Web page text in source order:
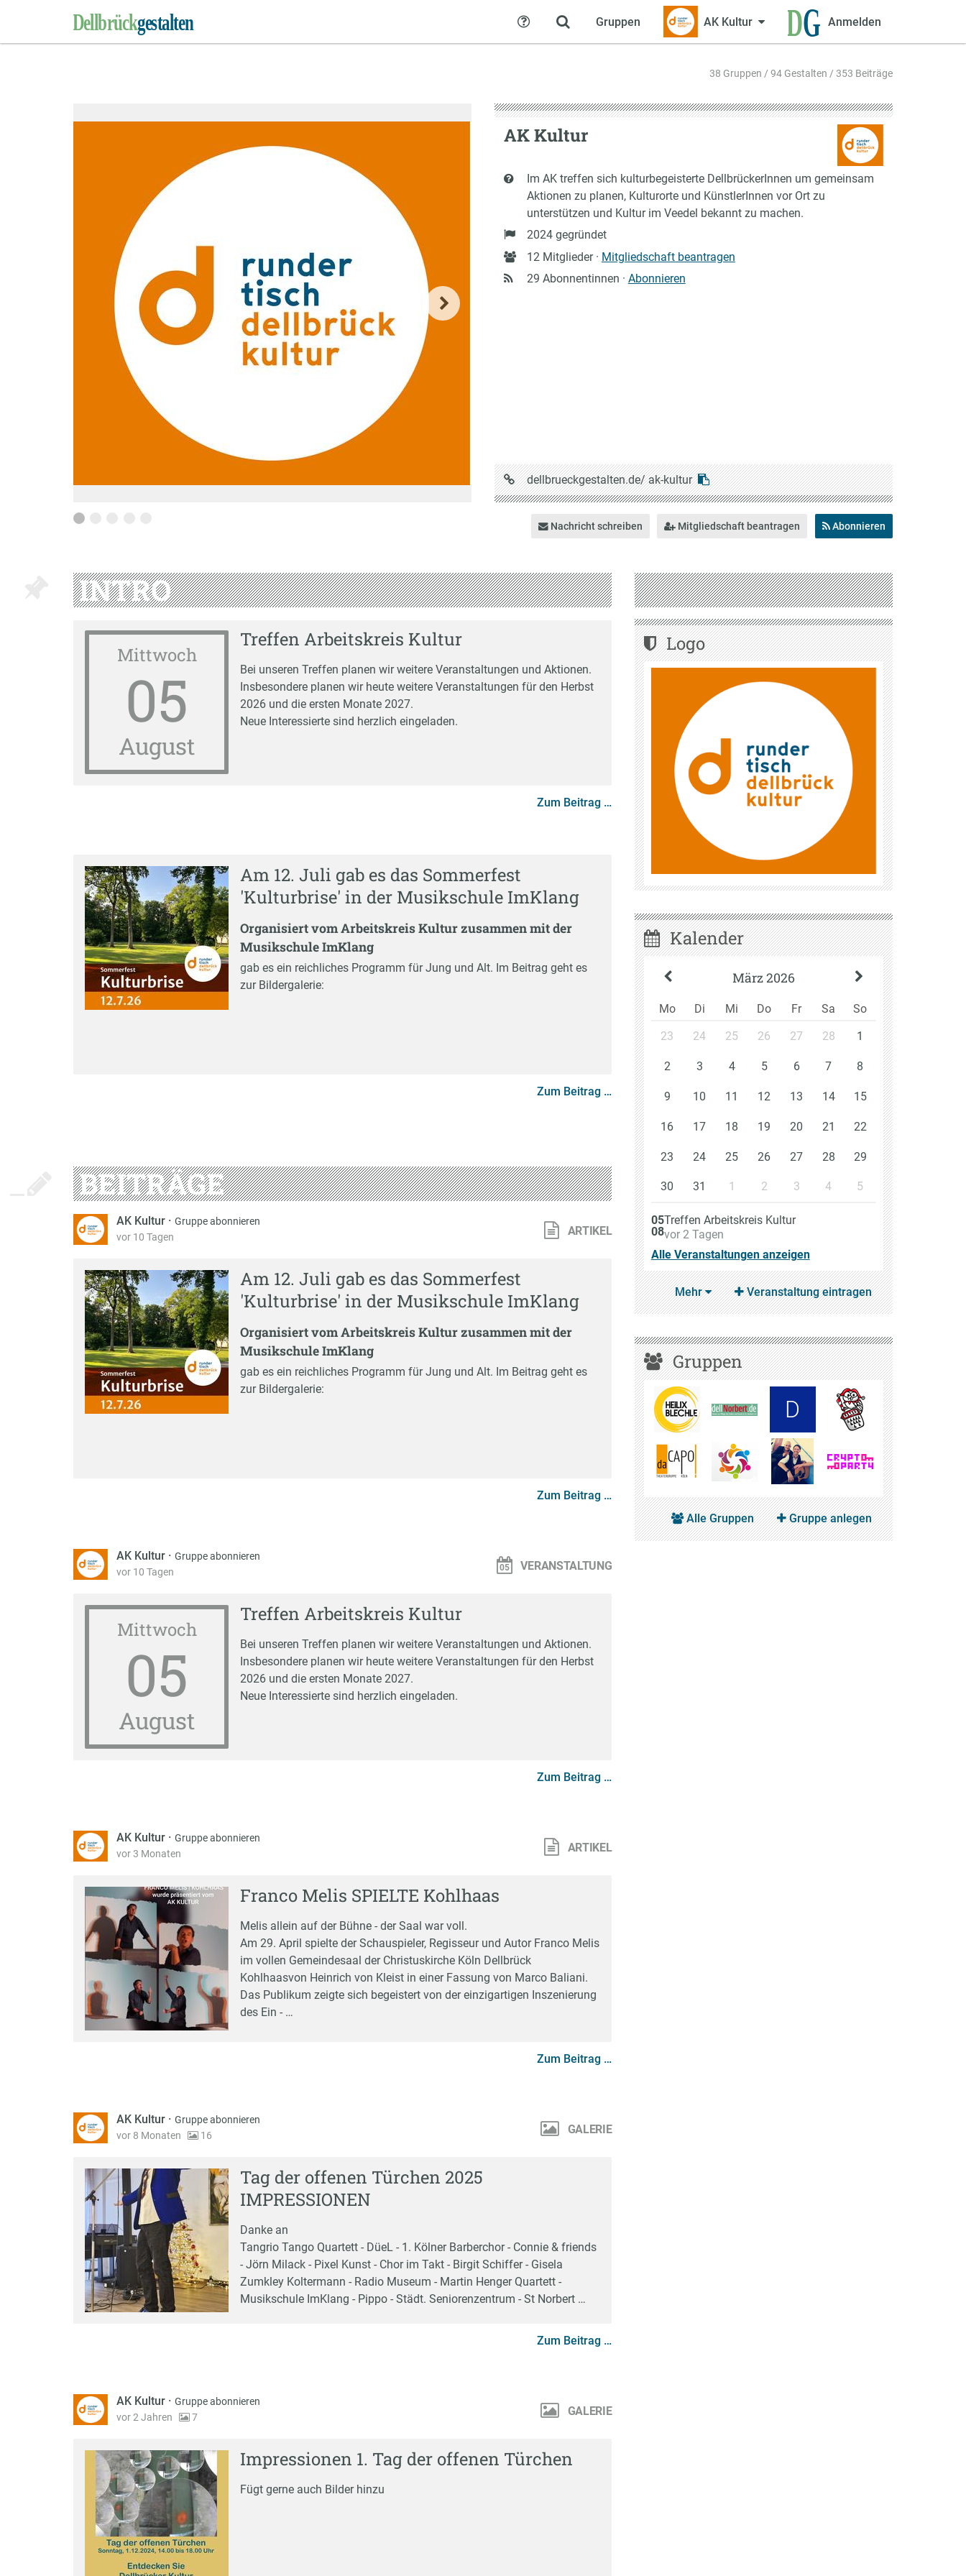
Gruppen AK Kultur Anmelden
Hilfe
38 Gruppen / 94 Gestalten / 353 Beiträge
AK Kultur
Kurzbeschreibung
Im AK treffen sich kulturbegeisterte DellbrückerInnen um gemeinsam
Aktionen zu planen, Kulturorte und KünstlerInnen vor Ort zu
unterstützen und Kultur im Veedel bekannt zu machen.
Gründung
2024 gegründet
Anzahl
Mitglieder
12 Mitglieder · Mitgliedschaft beantragen
29 Abonnentinnen · Abonnieren
URL
auf
dellbrueckgestalten.de/ ak-kultur
Nachricht schreiben Mitgliedschaft beantragen Abonnieren
INTRO
Mittwoch
05
August
Treffen Arbeitskreis Kultur
Bei unseren Treffen planen wir weitere Veranstaltungen und Aktionen.
Insbesondere planen wir heute weitere Veranstaltungen für den Herbst
2026 und die ersten Monate 2027.
Neue Interessierte sind herzlich eingeladen.
Zum Beitrag …
Am 12. Juli gab es das Sommerfest
'Kulturbrise' in der Musikschule ImKlang
Organisiert vom Arbeitskreis Kultur zusammen mit der
Musikschule ImKlang
gab es ein reichliches Programm für Jung und Alt. Im Beitrag geht es
zur Bildergalerie:
Zum Beitrag …
BEITRÄGE
AK Kultur · Gruppe abonnieren
vor 10 Tagen
ARTIKEL
Am 12. Juli gab es das Sommerfest
'Kulturbrise' in der Musikschule ImKlang
Organisiert vom Arbeitskreis Kultur zusammen mit der
Musikschule ImKlang
gab es ein reichliches Programm für Jung und Alt. Im Beitrag geht es
zur Bildergalerie:
Zum Beitrag …
AK Kultur · Gruppe abonnieren
vor 10 Tagen
VERANSTALTUNG
Mittwoch
05
August
Treffen Arbeitskreis Kultur
Bei unseren Treffen planen wir weitere Veranstaltungen und Aktionen.
Insbesondere planen wir heute weitere Veranstaltungen für den Herbst
2026 und die ersten Monate 2027.
Neue Interessierte sind herzlich eingeladen.
Zum Beitrag …
AK Kultur · Gruppe abonnieren
vor 3 Monaten
ARTIKEL
Franco Melis SPIELTE Kohlhaas
Melis allein auf der Bühne - der Saal war voll.
Am 29. April spielte der Schauspieler, Regisseur und Autor Franco Melis
im vollen Gemeindesaal der Christuskirche Köln Dellbrück
Kohlhaasvon Heinrich von Kleist in einer Fassung von Marco Baliani.
Das Publikum zeigte sich begeistert von der einzigartigen Inszenierung
des Ein - …
Zum Beitrag …
AK Kultur · Gruppe abonnieren
vor 8 Monaten
16 GALERIE
Tag der offenen Türchen 2025
IMPRESSIONEN
Danke an
Tangrio Tango Quartett - DüeL - 1. Kölner Barberchor - Connie & friends
- Jörn Milack - Pixel Kunst - Chor im Takt - Birgit Schiffer - Gisela
Zumkley Koltermann - Radio Museum - Martin Henger Quartett -
Musikschule ImKlang - Pippo - Städt. Seniorenzentrum - St Norbert …
Zum Beitrag …
AK Kultur · Gruppe abonnieren
vor 2 Jahren
7 GALERIE
Impressionen 1. Tag der offenen Türchen
Fügt gerne auch Bilder hinzu
Logo
Kalender
März 2026
Mo Di Mi Do Fr Sa
So
23
24 25 26 27 28 1
2 3 4 5 6 7 8
9 10 11 12 13 14 15
16 17 18 19 20 21 22
23 24 25 26 27 28 29
30 31 1 2 3 4 5
Am
05
08
Treffen Arbeitskreis Kultur
vor 2 Tagen
Alle Veranstaltungen anzeigen
Mehr Veranstaltung eintragen
Gruppen
D
Alle Gruppen Gruppe anlegen